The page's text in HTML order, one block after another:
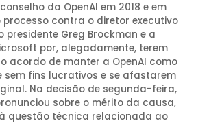
da OpenAI em 2018 e em
processo contra o diretor executivo
presidente Greg Brockman e a
por, alegadamente, terem
acordo de manter a OpenAI como
sem fins lucrativos e se afastarem
Na decisão de segunda-feira,
sobre o mérito da causa,
questão técnica relacionada ao